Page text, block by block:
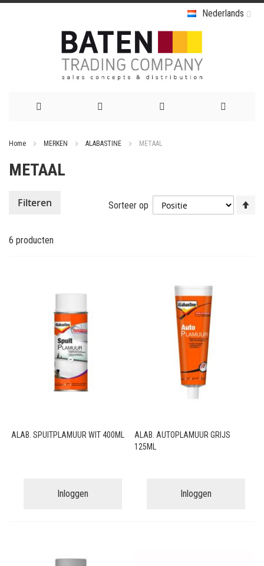
Nederlands
de
Home MERKEN ALABASTINE METAAL
METAAL
6 producten
Sorteer op
ALAB. SPUITPLAMUUR WIT 400ML
Inloggen
ALAB. AUTOPLAMUUR GRIJS
125ML
Inloggen
Filteren